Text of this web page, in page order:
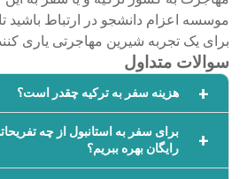
موسسه اعزام دانشجو در ارتباط باشید
برای یک تجربه شیرین مهاجرتی یاری
سوالات متداول
هزینه سفر به ترکیه چقدر است؟
برای سفر به استانبول از چه
رایگان بهره ببریم؟